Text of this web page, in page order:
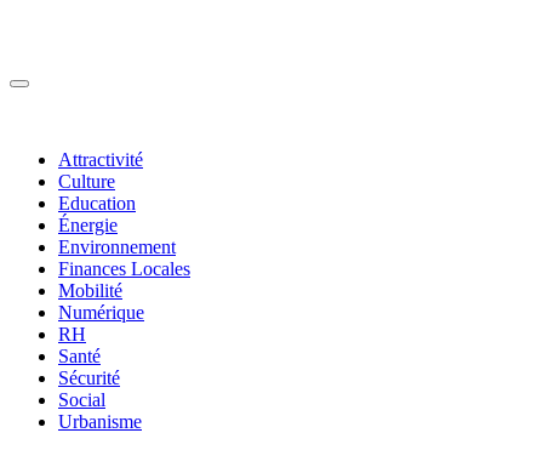
Attractivité
Culture
Education
Énergie
Environnement
Finances Locales
Mobilité
Numérique
RH
Santé
Sécurité
Social
Urbanisme